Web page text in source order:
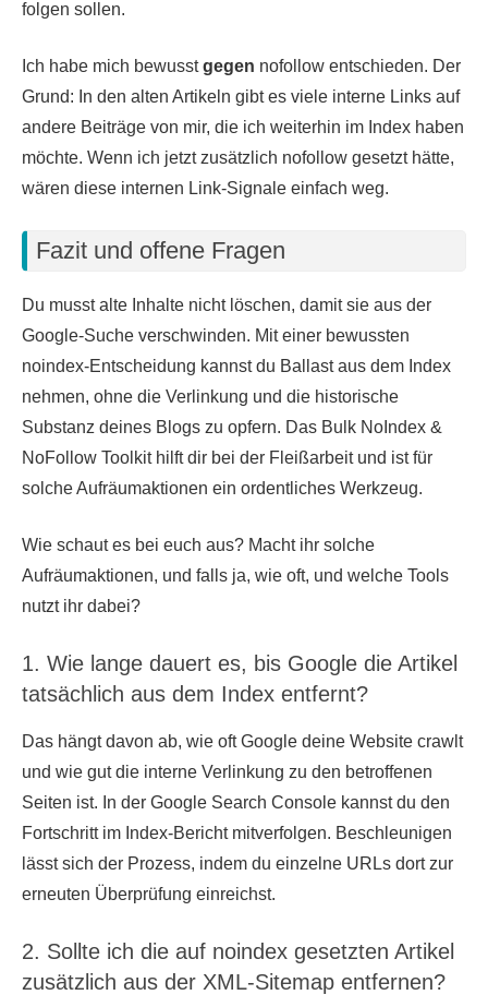
folgen sollen.
Ich habe mich bewusstgegen nofollow entschieden. Der
Grund: In den alten Artikeln gibt es viele interne Links auf
andere Beiträge von mir, die ich weiterhin im Index haben
möchte. Wenn ich jetzt zusätzlich nofollow gesetzt hätte,
wären diese internen Link-Signale einfach weg.
Fazit und offene Fragen
Du musst alte Inhalte nicht löschen, damit sie aus der
Google-Suche verschwinden. Mit einer bewussten
noindex-Entscheidung kannst du Ballast aus dem Index
nehmen, ohne die Verlinkung und die historische
Substanz deines Blogs zu opfern. Das Bulk NoIndex &
NoFollow Toolkit hilft dir bei der Fleißarbeit und ist für
solche Aufräumaktionen ein ordentliches Werkzeug.
Wie schaut es bei euch aus? Macht ihr solche
Aufräumaktionen, und falls ja, wie oft, und welche Tools
nutzt ihr dabei?
1. Wie lange dauert es, bis Google die Artikel
tatsächlich aus dem Index entfernt?
Das hängt davon ab, wie oft Google deine Website crawlt
und wie gut die interne Verlinkung zu den betroffenen
Seiten ist. In der Google Search Console kannst du den
Fortschritt im Index-Bericht mitverfolgen. Beschleunigen
lässt sich der Prozess, indem du einzelne URLs dort zur
erneuten Überprüfung einreichst.
2. Sollte ich die auf noindex gesetzten Artikel
zusätzlich aus der XML-Sitemap entfernen?